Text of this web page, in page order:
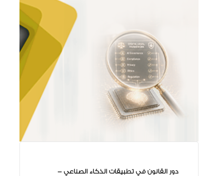
دور القانون في تطبيقات الذكاء الصناعي -